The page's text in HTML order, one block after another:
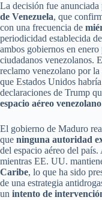
La decisión fue anunciada
de Venezuela, que
con una frecuencia de
periodicidad establecida
ambos gobiernos en
ciudadanos venezolanos.
reclamo venezolano por la
que Estados Unidos
declaraciones de Trump
espacio aéreo venezolano
El gobierno de Maduro
que ninguna autoridad
del espacio aéreo del
mientras EE. UU.
Caribe, lo que ha sido
de una estrategia
un intento de